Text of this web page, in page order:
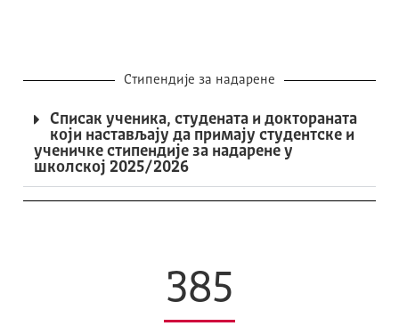
Стипендије за надарене
Списак ученика, студената и доктораната
који настављају да примају студентске и
ученичке стипендије за надарене у
школској 2025/2026
385